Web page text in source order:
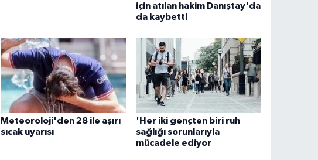
için atılan hakim Danıştay'da
da kaybetti
Meteoroloji'den 28 ile aşırı
sıcak uyarısı
'Her iki gençten biri ruh
sağlığı sorunlarıyla
mücadele ediyor